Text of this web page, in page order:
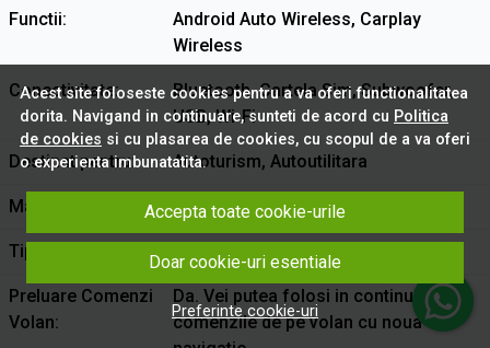
Functii
Android Auto Wireless, Carplay
Wireless
Conectivitate
Bluetooth, Cartela Sim, Subwoofer,
USB, Wi-Fi
Destinat pentru Autoturism, Autoutilitara
Marca VW
Tip Montare In bord
Preluare Comenzi
Volan
Da. Vei putea folosi in continuare
comenzile de pe volan cu noua
Acest site foloseste cookies pentru a va oferi functionalitatea
dorita. Navigand in continuare, sunteti de acord cu Politica
de cookies si cu plasarea de cookies, cu scopul de a va oferi
o experienta imbunatatita.
Accepta toate cookie-urile
Doar cookie-uri esentiale
Preferinte cookie-uri